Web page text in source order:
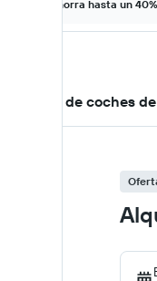
Ahorra hasta un
Ofertas de coches